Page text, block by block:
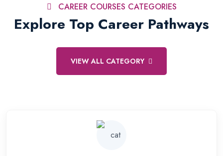
CAREER COURSES CATEGORIES
Explore Top Career Pathways
VIEW ALL CATEGORY